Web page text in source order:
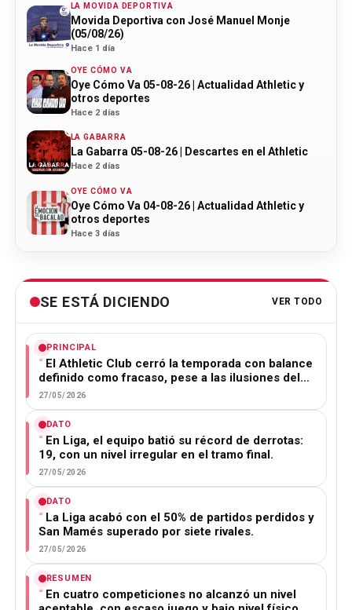
LA MOVIDA DEPORTIVA
Movida Deportiva con José Manuel Monje
(05/08/26)
Hace 1 día
OYE CÓMO VA
Oye Cómo Va 05-08-26 | Actualidad Athletic y
otros deportes
Hace 2 días
LA GABARRA
La Gabarra 05-08-26 | Descartes en el Athletic
Hace 2 días
OYE CÓMO VA
Oye Cómo Va 04-08-26 | Actualidad Athletic y
otros deportes
Hace 3 días
SE ESTÁ DICIENDO VER TODO
PRINCIPAL
El Athletic Club cerró la temporada con balance
definido como fracaso, pese a las ilusiones del…
27/05/2026
DATO
En Liga, el equipo batió su récord de derrotas:
19, con un nivel irregular en el tramo final.
27/05/2026
DATO
La Liga acabó con el 50% de partidos perdidos y
San Mamés superado por siete rivales.
27/05/2026
RESUMEN
En cuatro competiciones no alcanzó un nivel